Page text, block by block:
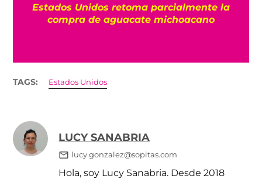
Estados Unidos retoma parcialmente la
compra de aguacate michoacano
TAGS: Estados Unidos
LUCY SANABRIA
lucy.gonzalez@sopitas.com
Hola, soy Lucy Sanabria. Desde 2018